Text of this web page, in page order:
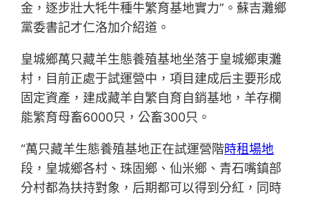
金，逐步壯大牦牛種牛繁育基地實力”。蘇吉灘鄉
黨委書記才仁洛加介紹道。
皇城鄉萬只藏羊生態養殖基地坐落于皇城鄉東灘
村，目前正處于試運營中，項目建成后主要形成
固定資產，建成藏羊自繁自育自銷基地，羊存欄
能繁育母畜6000只，公畜300只。
“萬只藏羊生態養殖基地正在試運營階時租場地
段，皇城鄉各村、珠固鄉、仙米鄉、青石嘴鎮部
分村都為扶持對象，后期都可以得到分紅，同時